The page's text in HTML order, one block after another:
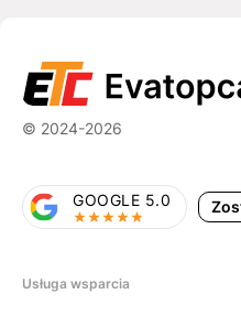
© 2024-2026
GOOGLE 5.0
Usługa wsparcia